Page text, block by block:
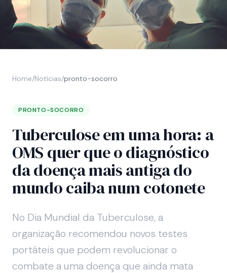
Home/Notícias/pronto-socorro
PRONTO-SOCORRO
Tuberculose em uma hora: a
OMS quer que o diagnóstico
da doença mais antiga do
mundo caiba num cotonete
No Dia Mundial da Tuberculose, a
organização recomendou novos testes
portáteis que podem revolucionar o
combate a uma doença que ainda mata